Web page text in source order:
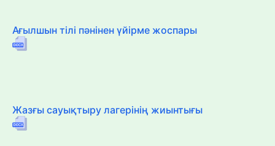
Ағылшын тілі пәнінен үйірме жоспары
Жазғы сауықтыру лагерінің жиынтығы